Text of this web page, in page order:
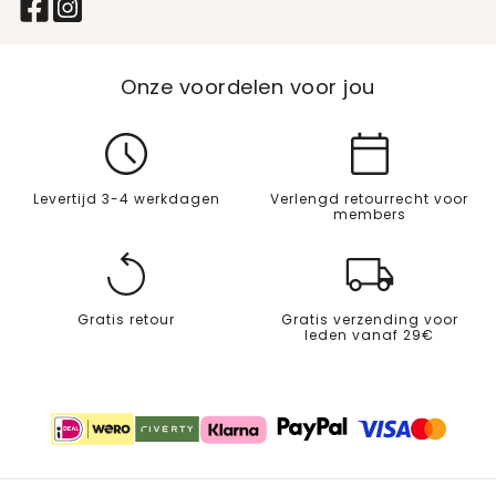
Onze voordelen voor jou
Levertijd 3-4 werkdagen
Verlengd retourrecht voor
members
Gratis retour
Gratis verzending voor
leden vanaf 29€